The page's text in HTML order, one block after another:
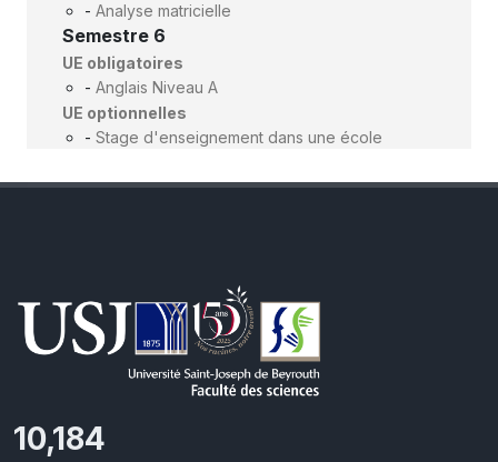
- Analyse matricielle
Semestre 6
UE obligatoires
- Anglais Niveau A
UE optionnelles
- Stage d'enseignement dans une école
11,110